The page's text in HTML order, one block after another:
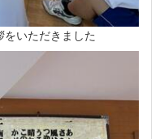
いただきました